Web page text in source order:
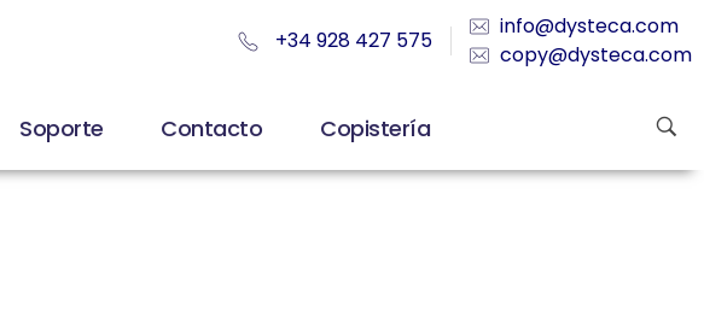
+34 928 427 575
info@dysteca.com
copy@dysteca.com
Soporte Contacto Copistería